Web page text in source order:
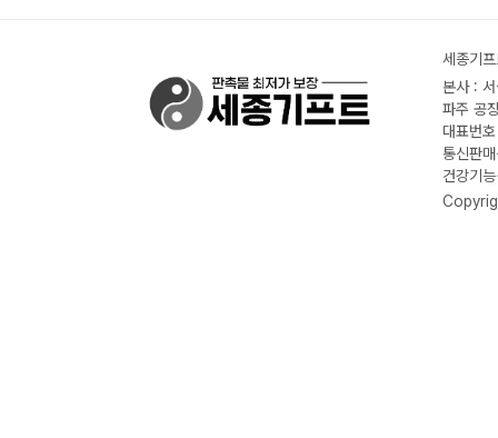
세종기
본사 :
파주 공
대표번
통신판
건강기